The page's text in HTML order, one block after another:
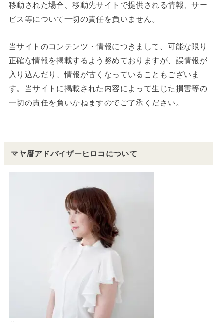
移動された場合、移動先サイトで提供される情報、サー
ビス等について一切の責任を負いません。
当サイトのコンテンツ・情報につきまして、可能な限り
正確な情報を掲載するよう努めておりますが、誤情報が
入り込んだり、情報が古くなっていることもございま
す。当サイトに掲載された内容によって生じた損害等の
一切の責任を負いかねますのでご了承ください。
マヤ暦アドバイザーヒロコについて